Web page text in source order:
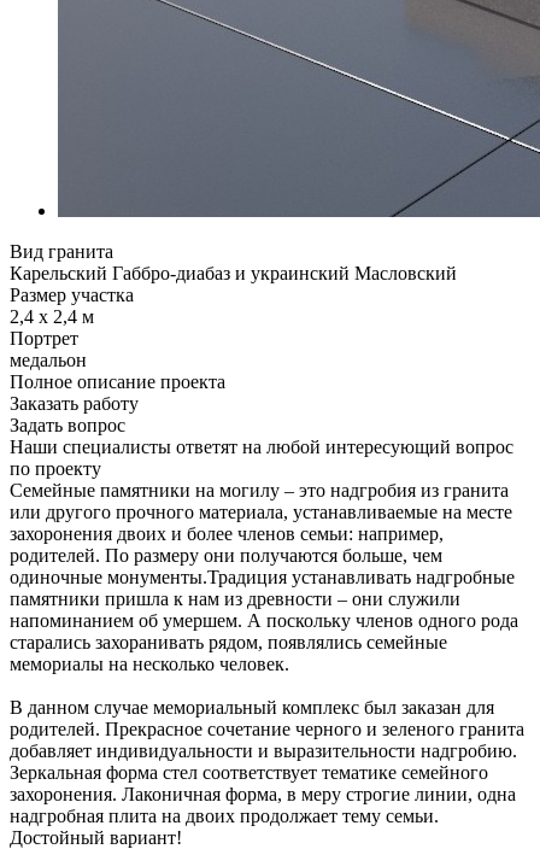
Вид гранита
Карельский Габбро-диабаз и украинский Масловский
Размер участка
2,4 х 2,4 м
Портрет
медальон
Полное описание проекта
Заказать работу
Задать вопрос
Наши специалисты ответят на любой интересующий вопрос
по проекту
Семейные памятники на могилу – это надгробия из гранита
или другого прочного материала, устанавливаемые на месте
захоронения двоих и более членов семьи: например,
родителей. По размеру они получаются больше, чем
одиночные монументы.Традиция устанавливать надгробные
памятники пришла к нам из древности – они служили
напоминанием об умершем. А поскольку членов одного рода
старались захоранивать рядом, появлялись семейные
мемориалы на несколько человек.
В данном случае мемориальный комплекс был заказан для
родителей. Прекрасное сочетание черного и зеленого гранита
добавляет индивидуальности и выразительности надгробию.
Зеркальная форма стел соответствует тематике семейного
захоронения. Лаконичная форма, в меру строгие линии, одна
надгробная плита на двоих продолжает тему семьи.
Достойный вариант!